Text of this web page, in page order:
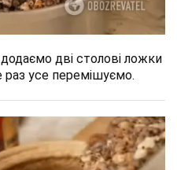
дві столові ложки
раз усе перемішуємо.